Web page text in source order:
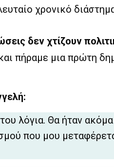
χρονικό
δεν χτίζουν
πήραμε μια πρώτη
λόγια. Θα ήταν
που μου